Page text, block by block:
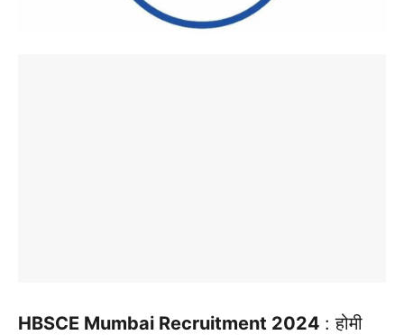
HBSCE Mumbai Recruitment 2024 : होमी